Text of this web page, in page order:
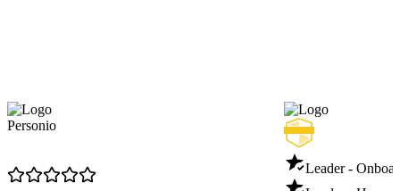
Personio
Leader -